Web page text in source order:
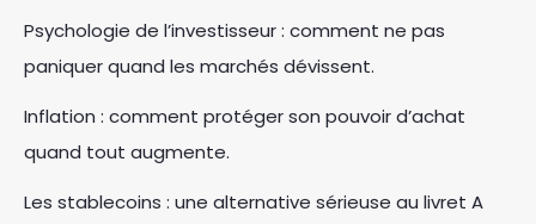
Psychologie de l’investisseur : comment ne pas
paniquer quand les marchés dévissent.
Inflation : comment protéger son pouvoir d’achat
quand tout augmente.
Les stablecoins : une alternative sérieuse au livret A